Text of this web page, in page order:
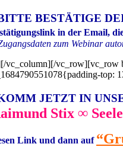
BESTÄTIGE
in der Email,
zum Webinar
vc_column][/vc_row][vc_row
top:
JETZT IN
Stix ∞
Link und dann auf